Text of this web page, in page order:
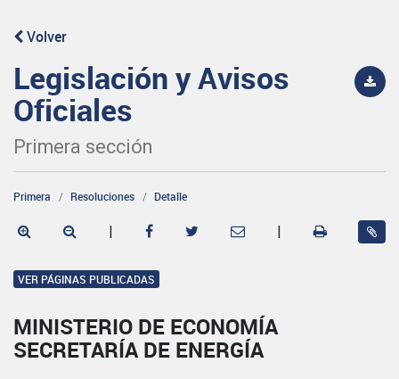
Volver
Legislación y Avisos
Oficiales
Primera sección
Primera Resoluciones Detalle
| |
VER PÁGINAS PUBLICADAS
MINISTERIO DE ECONOMÍA
SECRETARÍA DE ENERGÍA